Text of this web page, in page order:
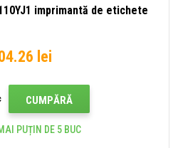
imprimantă de etichete
lei
CUMPĂRĂ
PUȚIN DE 5 BUC